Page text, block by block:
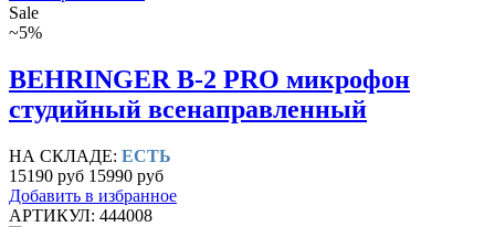
Sale
~5%
BEHRINGER B-2 PRO микрофон
студийный всенаправленный
НА СКЛАДЕ: ЕСТЬ
15190 руб 15990 руб
Добавить в избранное
АРТИКУЛ: 444008